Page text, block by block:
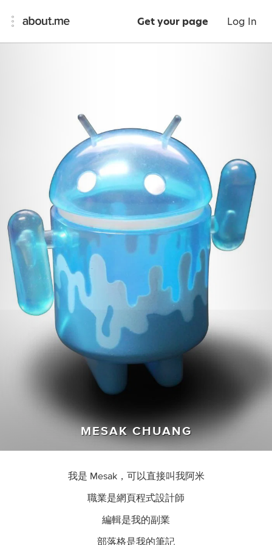
Get your page Log In
MESAK CHUANG
我是 Mesak，可以直接叫我阿米
職業是網頁程式設計師
編輯是我的副業
部落格是我的筆記